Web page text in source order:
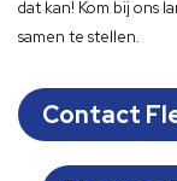
dat kan! Kom bij ons
samen te stellen.
Contact